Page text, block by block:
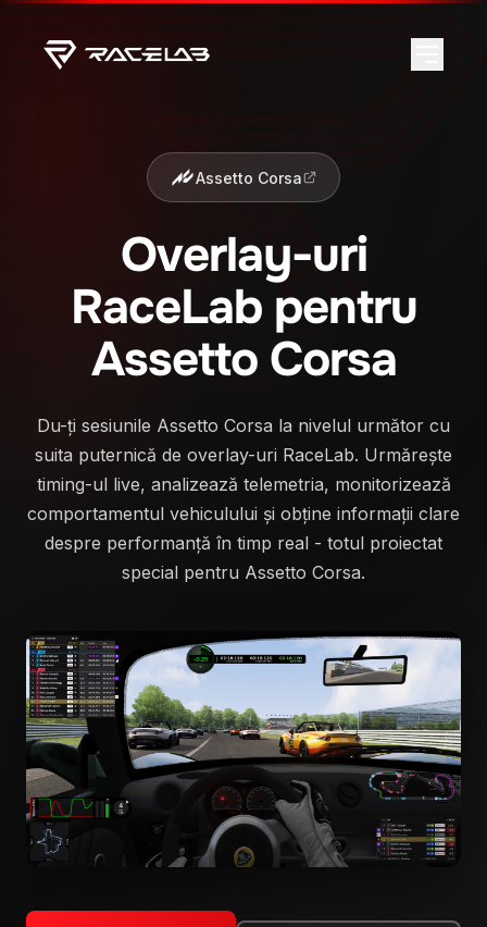
Assetto Corsa
Overlay-uri
RaceLab pentru
Assetto Corsa
Du-ți sesiunile Assetto Corsa la nivelul următor cu
suita puternică de overlay-uri RaceLab. Urmărește
timing-ul live, analizează telemetria, monitorizează
comportamentul vehiculului și obține informații clare
despre performanță în timp real - totul proiectat
special pentru Assetto Corsa.